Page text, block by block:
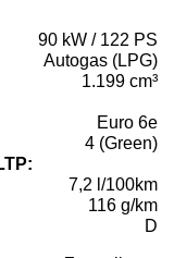
90 kW / 122 PS
Autogas (LPG)
1.199 cm³
Euro 6e
4 (Green)
7,2 l/100km
116 g/km
D